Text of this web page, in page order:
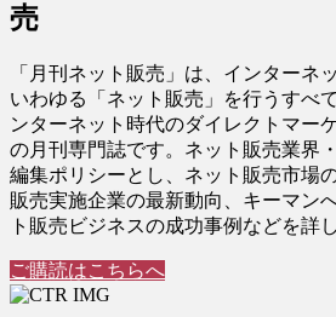
売
「月刊ネット販売」は、インターネ
いわゆる「ネット販売」を行うすべ
ンターネット時代のダイレクトマー
の月刊専門誌です。ネット販売業界
編集ポリシーとし、ネット販売市場
販売実施企業の最新動向、キーマン
ト販売ビジネスの成功事例などを詳
ご購読はこちらへ